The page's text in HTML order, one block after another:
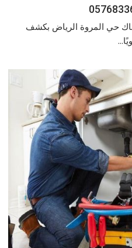
حي المروة الرياض بكشف